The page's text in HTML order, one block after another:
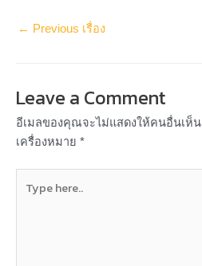
← Previous เรื่อง
Leave a Comment
อีเมลของคุณจะไม่แสดงให้คนอื่นเห็น
เครื่องหมาย *
here..